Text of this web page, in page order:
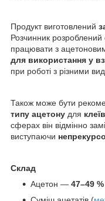
Продукт виготовлений
Розчинник розроблений
працювати з
для використання у
при роботі з різними
Також може бути
типу ацетону для клеїв
сферах він відмінно
виступаючи
Склад
Ацетон — 47–49 %